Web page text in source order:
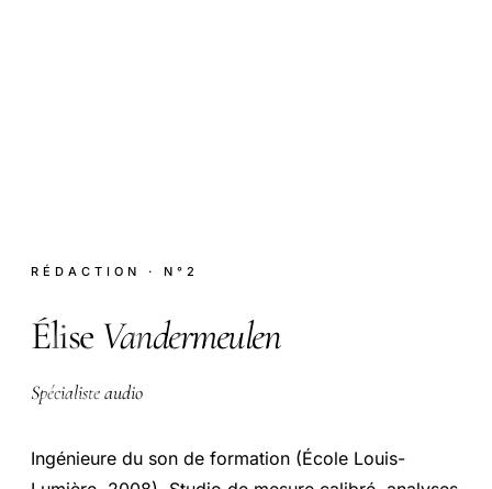
ÉV
RÉDACTION · N°2
Élise Vandermeulen
Spécialiste audio
Ingénieure du son de formation (École Louis-